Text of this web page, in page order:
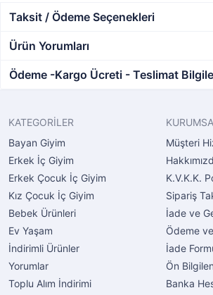
Taksit / Ödeme Seçenekleri
Ürün Yorumları
Ödeme -Kargo Ücreti - Teslimat
KATEGORİLER
Bayan Giyim
Erkek İç Giyim
Erkek Çocuk İç Giyim
Kız Çocuk İç Giyim
Bebek Ürünleri
Ev Yaşam
İndirimli Ürünler
Yorumlar
Toplu Alım İndirimi
Müşteri
K.V.K.K.
Sipariş
İade ve
Ödeme
İade
Ön
Banka